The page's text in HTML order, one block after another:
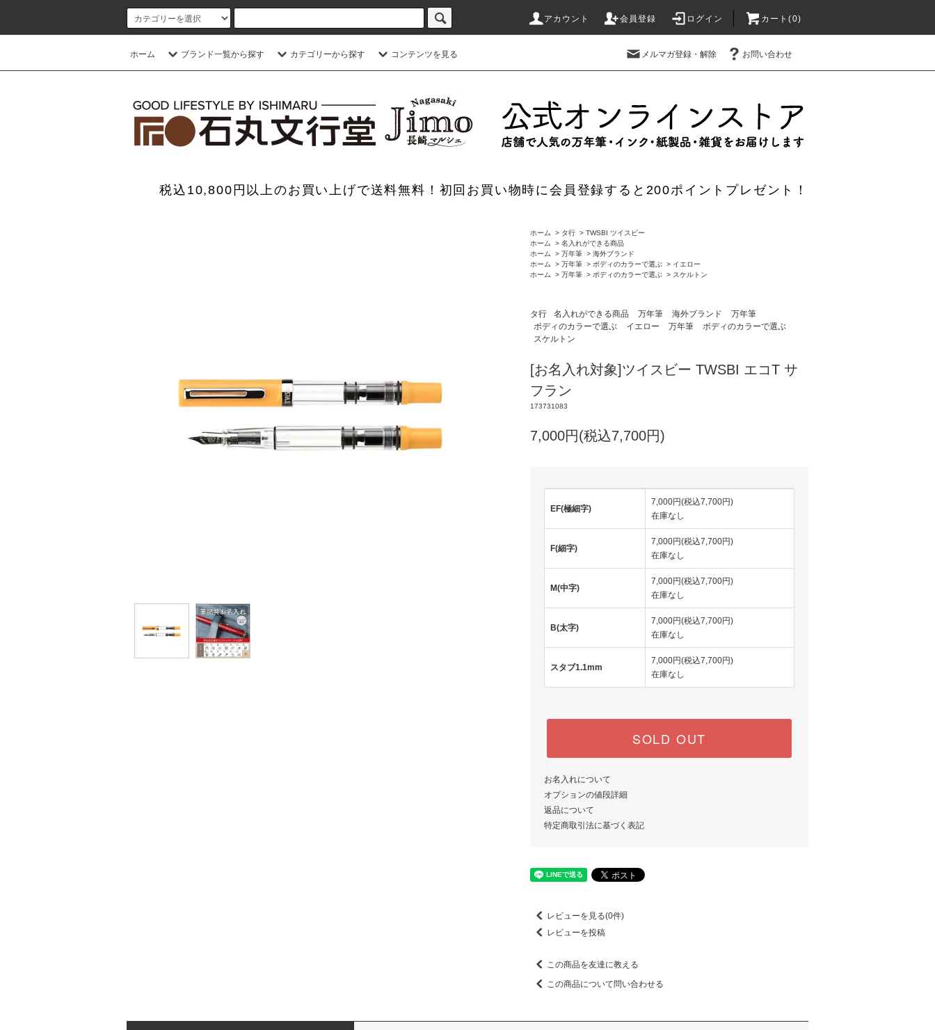
アカウント 会員登録 ログイン カート(0)
ホーム ブランド一覧から探す カテゴリーから探す コンテンツを見る メルマガ登録・解除 お問い合わせ
税込10,800円以上のお買い上げで送料無料！初回お買い物時に会員登録すると200ポイントプレゼント！
ホーム > タ行 > TWSBI ツイスビー
ホーム
> 名入れができる商品
ホーム
> 万年筆 > 海外ブランド
ホーム
> 万年筆 > ボディのカラーで選ぶ > イエロー
ホーム
> 万年筆 > ボディのカラーで選ぶ > スケルトン
タ行 名入れができる商品 万年筆 海外ブランド
万年筆
ボディのカラーで選ぶ
イエロー 万年筆
ボディのカラーで選ぶ
スケルトン
[お名入れ対象]ツイスビー TWSBI エコT サ
フラン
173731083
7,000円(税込7,700円)
EF(極細字)
7,000円(税込7,700円)
在庫なし
F(細字)
7,000円(税込7,700円)
在庫なし
M(中字)
7,000円(税込7,700円)
在庫なし
B(太字)
7,000円(税込7,700円)
在庫なし
スタブ1.1mm
7,000円(税込7,700円)
在庫なし
SOLD OUT
お名入れについて
オプションの値段詳細
返品について
特定商取引法に基づく表記
レビューを見る(0件)
レビューを投稿
この商品を友達に教える
この商品について問い合わせる